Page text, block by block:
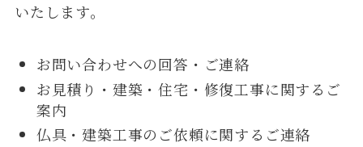
いたします。
お問い合わせへの回答・ご連絡
お見積り・建築・住宅・修復工事に関するご
案内
仏具・建築工事のご依頼に関するご連絡